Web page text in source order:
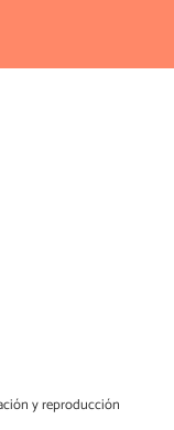
y reproducción